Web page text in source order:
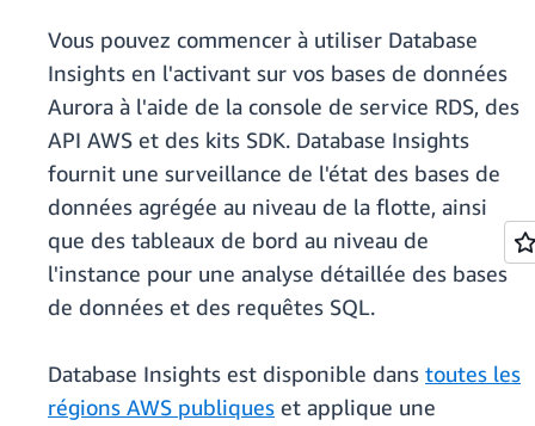
Vous pouvez commencer à utiliser Database
Insights en l'activant sur vos bases de données
Aurora à l'aide de la console de service RDS, des
API AWS et des kits SDK. Database Insights
fournit une surveillance de l'état des bases de
données agrégée au niveau de la flotte, ainsi
que des tableaux de bord au niveau de
l'instance pour une analyse détaillée des bases
de données et des requêtes SQL.
Database Insights est disponible dans toutes les
régions AWS publiques et applique une